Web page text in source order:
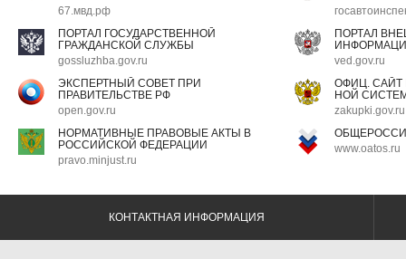
67.мвд.рф
ПОРТАЛ ГОСУДАРСТВЕННОЙ
ГРАЖДАНСКОЙ СЛУЖБЫ
gossluzhba.gov.ru
ПОРТАЛ
ved.gov.ru
ЭКСПЕРТНЫЙ СОВЕТ ПРИ
ПРАВИТЕЛЬСТВЕ РФ
open.gov.ru
ОФИЦ.
НОЙ
zakupki.gov.ru
НОРМАТИВНЫЕ ПРАВОВЫЕ АКТЫ В
РОССИЙСКОЙ ФЕДЕРАЦИИ
pravo.minjust.ru
www.oatos.ru
КОНТАКТНАЯ ИНФОРМАЦИЯ